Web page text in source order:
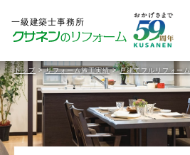
トップ >リフォーム施工実績>戸建てフルリフォーム